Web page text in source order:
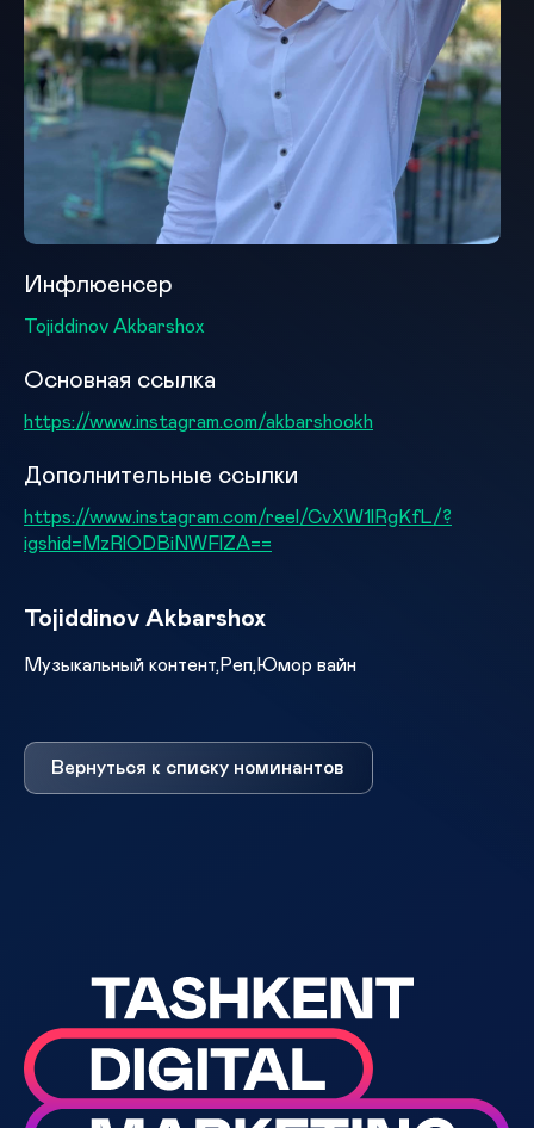
Инфлюенсер
Tojiddinov Akbarshox
Основная ссылка
https://www.instagram.com/akbarshookh
Дополнительные ссылки
https://www.instagram.com/reel/CvXW1lRgKfL/?
igshid=MzRlODBiNWFlZA==
Tojiddinov Akbarshox
Музыкальный контент,Реп,Юмор вайн
Вернуться к списку номинантов